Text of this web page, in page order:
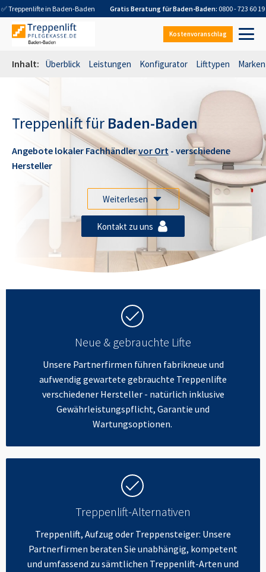
✅ Treppenlifte in Baden-Baden Gratis Beratung fürBaden-Baden: 0800 - 723 60 19
Kostenvoranschlag
Inhalt: Überblick Leistungen Konfigurator Lifttypen Marken
Treppenlift für Baden-Baden
Angebote lokaler Fachhändlervor Ort - verschiedene
Hersteller
Weiterlesen
Kontakt zu uns
Neue & gebrauchte Lifte
Unsere Partnerfirmen führen fabrikneue und
aufwendig gewartete gebrauchte Treppenlifte
verschiedener Hersteller - natürlich inklusive
Gewährleistungspflicht, Garantie und
Wartungsoptionen.
Treppenlift-Alternativen
Treppenlift, Aufzug oder Treppensteiger: Unsere
Partnerfirmen beraten Sie unabhängig, kompetent
und umfassend zu sämtlichen Treppenlift-Arten und